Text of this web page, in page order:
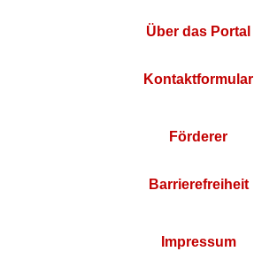
Über das Portal
Kontaktformular
Förderer
Barrierefreiheit
Impressum